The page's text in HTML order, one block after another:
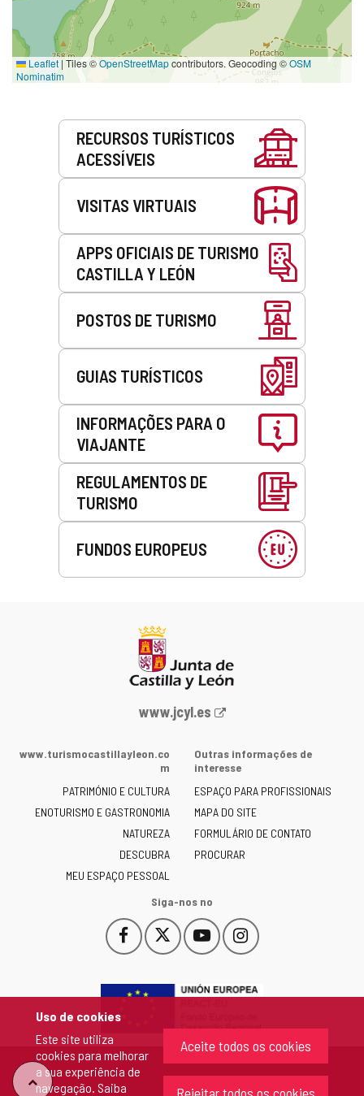
Uso de cookies
Este site utiliza
cookies para melhorar
a sua experiência de
navegação. Saiba
Aceite todos os cookies
Leaflet | Tiles ©OpenStreetMapcontributors. Geocoding ©OSM
Nominatim
RECURSOS TURÍSTICOS
ACESSÍVEIS
VISITAS VIRTUAIS
APPS OFICIAIS DE TURISMO
CASTILLA Y LEÓN
POSTOS DE TURISMO
GUIAS TURÍSTICOS
INFORMAÇÕES PARA O
VIAJANTE
REGULAMENTOS DE
TURISMO
FUNDOS EUROPEUS
Portal
Junta
Castilla
y
León
-
www.jcyl.es
www.turismocastillayleon.co
m
PATRIMÓNIO E CULTURA
ENOTURISMO E GASTRONOMIA
NATUREZA
DESCUBRA
MEU ESPAÇO PESSOAL
Outras informações de
interesse
ESPAÇO PARA PROFISSIONAIS
MAPA DO SITE
FORMULÁRIO DE CONTATO
PROCURAR
Siga-nos no
Facebook
Este
enlace
abrirá
nueva.
Este
enlace
abrirá
ventana
nueva.
YouTube
Este
enlace
abrirá
ventana
nueva.
Instagram
Este
enlace
abrirá
nueva.
"Voltar